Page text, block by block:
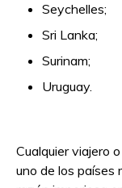
Seychelles;
Sri Lanka;
Surinam;
Uruguay.
Cualquier viajero
uno de los países